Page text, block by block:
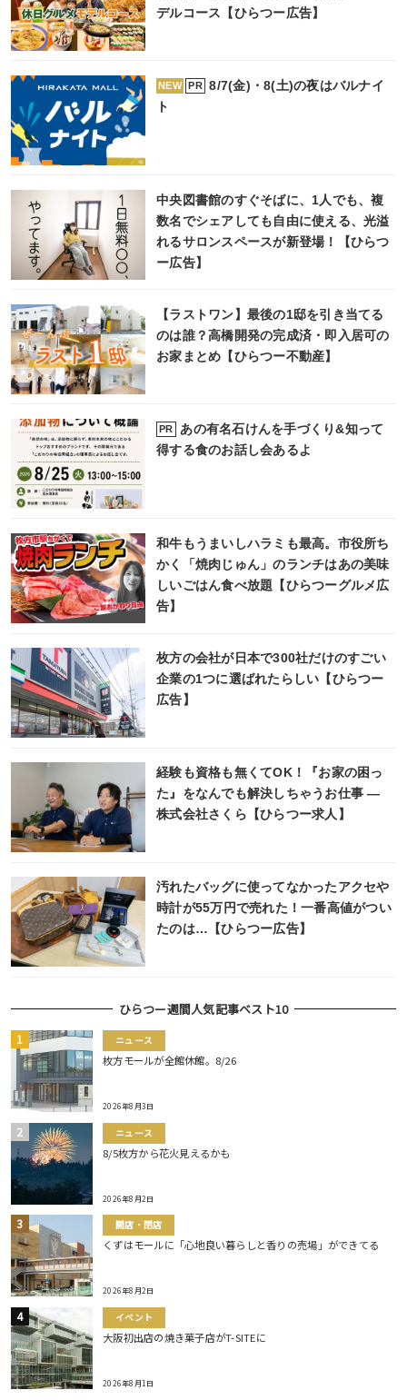
デルコース【ひらつー広告】
NEW PR
8/7(金)・8(土)の夜はバルナイ
ト
中央図書館のすぐそばに、1人でも、複
数名でシェアしても自由に使える、光溢
れるサロンスペースが新登場！【ひらつ
ー広告】
【ラストワン】最後の1邸を引き当てる
のは誰？高橋開発の完成済・即入居可の
お家まとめ【ひらつー不動産】
PR
あの有名石けんを手づくり&知って
得する食のお話し会あるよ
和牛もうまいしハラミも最高。市役所ち
かく「焼肉じゅん」のランチはあの美味
しいごはん食べ放題【ひらつーグルメ広
告】
枚方の会社が日本で300社だけのすごい
企業の1つに選ばれたらしい【ひらつー
広告】
経験も資格も無くてOK！『お家の困っ
た』をなんでも解決しちゃうお仕事 ―
株式会社さくら【ひらつー求人】
汚れたバッグに使ってなかったアクセや
時計が55万円で売れた！一番高値がつい
たのは…【ひらつー広告】
ひらつー週間人気記事ベスト10
ニュース
枚方モールが全館休館。8/26
2026年8月3日
ニュース
8/5枚方から花火見えるかも
2026年8月2日
開店・閉店
くずはモールに「心地良い暮らしと香りの売場」ができてる
2026年8月2日
イベント
大阪初出店の焼き菓子店がT-SITEに
2026年8月1日